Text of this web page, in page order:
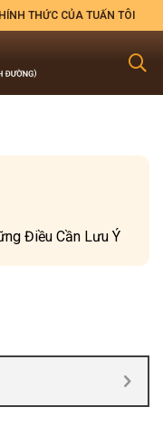
THỨC CỦA TUẤN TÔI
Điều Cần Lưu Ý